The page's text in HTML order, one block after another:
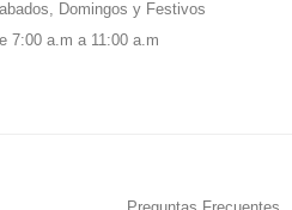
Domingos y Festivos
7:00 a.m a 11:00 a.m